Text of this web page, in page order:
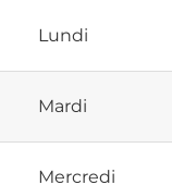
Lundi
Mardi
Mercredi